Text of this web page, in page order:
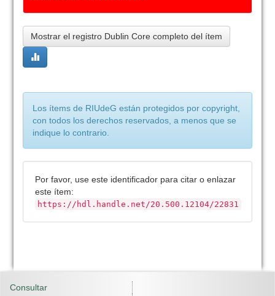
Mostrar el registro Dublin Core completo del ítem
Los ítems de RIUdeG están protegidos por copyright,
con todos los derechos reservados, a menos que se
indique lo contrario.
Por favor, use este identificador para citar o enlazar
este ítem:
https://hdl.handle.net/20.500.12104/22831
Consultar